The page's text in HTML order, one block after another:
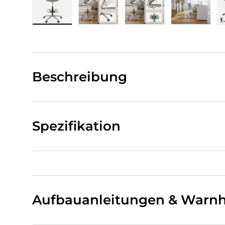
Beschreibung
Spezifikation
Aufbauanleitungen &